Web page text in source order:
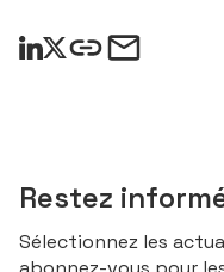
Restez
Sélectionnez les